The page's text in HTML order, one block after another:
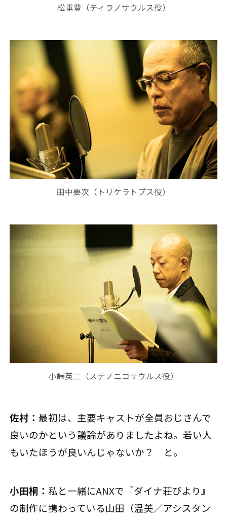
松重豊（ティラノサウルス役）
田中要次（トリケラトプス役）
小峠英二（ステノニコサウルス役）
佐村：最初は、主要キャストが全員おじさんで
良いのかという議論がありましたよね。若い人
もいたほうが良いんじゃないか？ と。
小田桐： 私と一緒にANXで『ダイナ荘びより』
の制作に携わっている山田（温美／アシスタン